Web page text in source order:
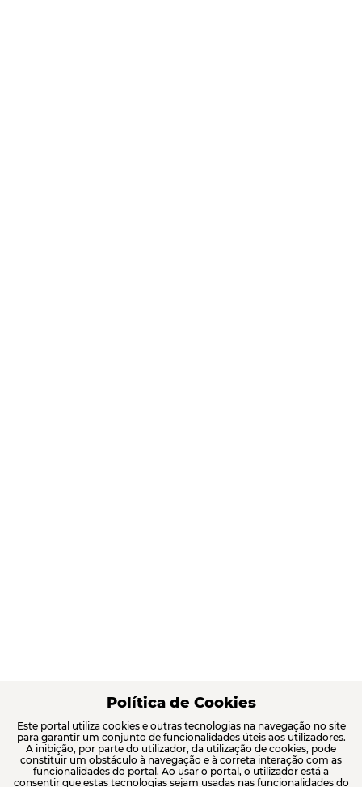
Política de Cookies
Este portal utiliza cookies e outras tecnologias na navegação no site
para garantir um conjunto de funcionalidades úteis aos utilizadores.
A inibição, por parte do utilizador, da utilização de cookies, pode
constituir um obstáculo à navegação e à correta interação com as
funcionalidades do portal. Ao usar o portal, o utilizador está a
consentir que estas tecnologias sejam usadas nas funcionalidades do